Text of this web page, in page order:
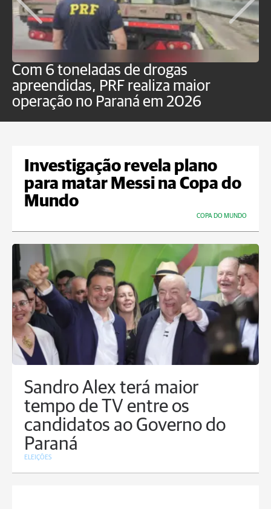
Com 6 toneladas de drogas
apreendidas, PRF realiza maior
operação no Paraná em 2026
Investigação revela plano
para matar Messi na Copa do
Mundo
COPA DO MUNDO
Sandro Alex terá maior
tempo de TV entre os
candidatos ao Governo do
Paraná
ELEIÇÕES